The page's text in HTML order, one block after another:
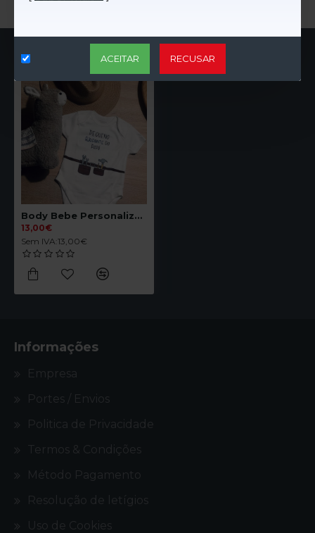
ACEITAR RECUSAR
Body Bebe Personalizado Ferramentas
13,00€
Sem IVA:13,00€
Informações
Empresa
Portes / Envios
Politica de Privacidade
Termos & Condições
Método Pagamento
Resolução de letígios
Uso de Cookies